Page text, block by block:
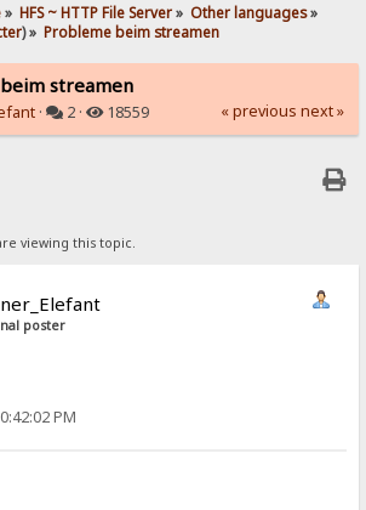
» HFS ~ HTTP File Server» Other languages»
) » Probleme beim streamen
streamen
· 2 · 18559 « previous next »
viewing this topic.
poster
PM